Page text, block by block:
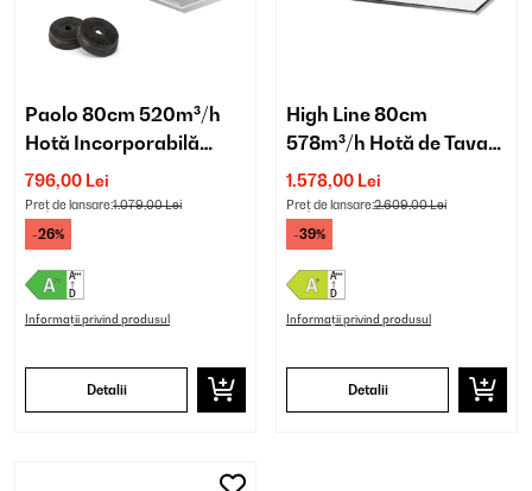
Paolo 80cm 520m³/h
Hotă Incorporabilă
Argintiu
796,00 Lei
Preț de lansare:1.079,00 Lei
-26%
Informații privind produsul
Detalii
High Line 80cm
578m³/h Hotă de Tavan
Albă
1.578,00 Lei
Preț de lansare:2.609,00 Lei
-39%
Informații privind produsul
Detalii